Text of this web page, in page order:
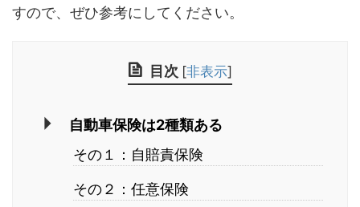
すので、ぜひ参考にしてください。
目次 [非表示]
自動車保険は2種類ある
その１：自賠責保険
その２：任意保険